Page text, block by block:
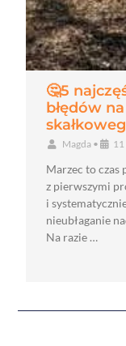
🤔5
błędów
Magda •
Marzec to czas
z pierwszymi
i
nieubłaganie
Na razie …
Prev